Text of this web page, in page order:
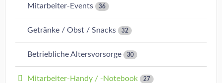
Mitarbeiter-Events 36
Getränke / Obst / Snacks 32
Betriebliche Altersvorsorge 30
Mitarbeiter-Handy / -Notebook 27